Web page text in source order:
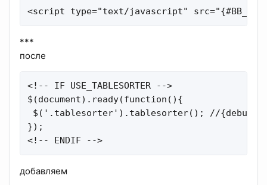
<script type="text/javascript"
***
после
<!-- IF USE_TABLESORTER -->
$(document).ready(function(){
$('.tablesorter').tablesorter(); //{debug:
});
<!-- ENDIF -->
добавляем